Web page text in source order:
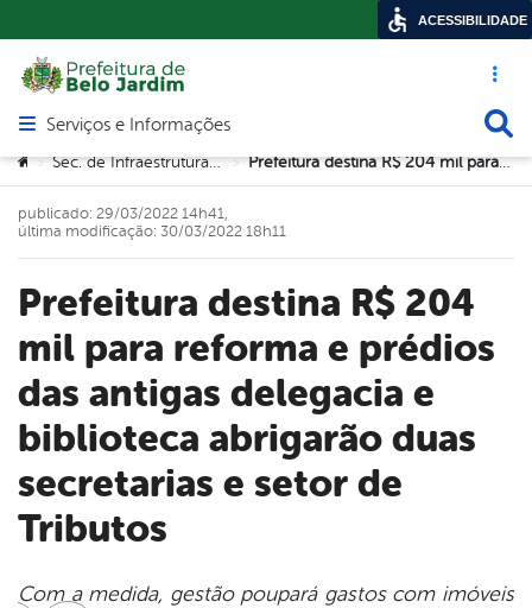
Acesso
Abrir menu principal de navegação
Serviços e Informações
Você está aqui:
> Sec. de Infraestrutura e Urbanismo > Prefeitura destina R$ 204 mil para reforma e prédios das antigas delegacia e biblioteca abrigarão duas secretarias e setor de Tributos
Prefeitura destina R$ 204
mil para reforma e prédios
das antigas delegacia e
biblioteca abrigarão duas
secretarias e setor de
Tributos
publicado: 29/03/2022 14h41,
última modificação: 30/03/2022 18h11
Com a medida, gestão poupará gastos com imóveis
ACESSIBILIDADE